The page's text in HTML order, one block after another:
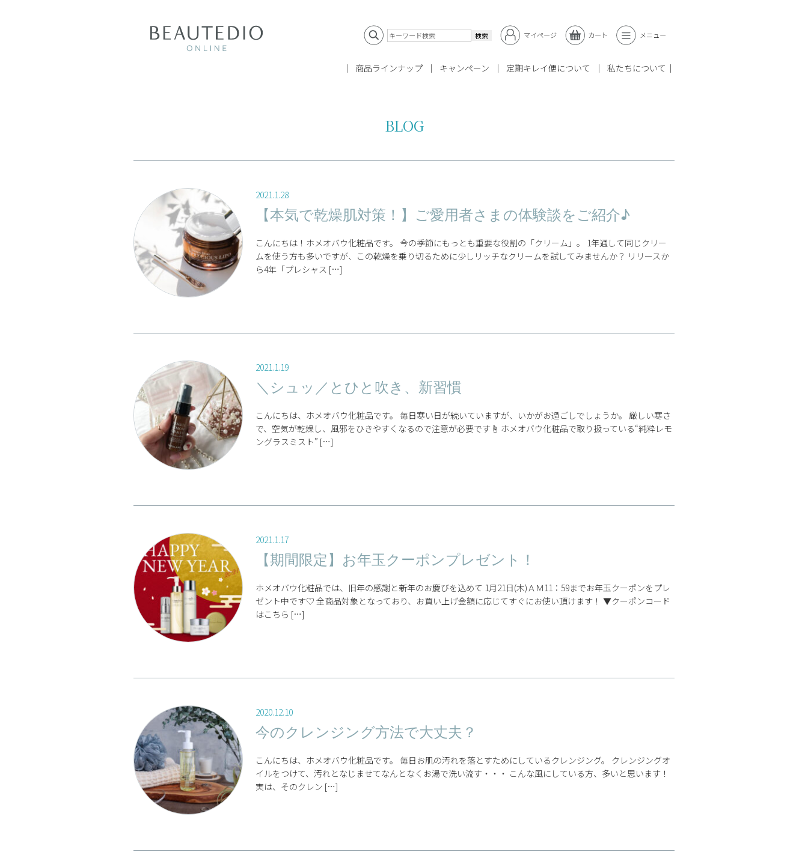
マイページ カート メニュー
商品ラインナップ キャンペーン 定期キレイ便について 私たちについて
BLOG
2021.1.28
【本気で乾燥肌対策！】ご愛用者さまの体験談をご紹介♪
こんにちは！ホメオバウ化粧品です。 今の季節にもっとも重要な役割の「クリーム」。 1年通して同じクリー
ムを使う方も多いですが、この乾燥を乗り切るために少しリッチなクリームを試してみませんか？ リリースか
ら4年「プレシャス […]
2021.1.19
＼シュッ／とひと吹き、新習慣
こんにちは、ホメオバウ化粧品です。 毎日寒い日が続いていますが、いかがお過ごしでしょうか。 厳しい寒さ
で、空気が乾燥し、風邪をひきやすくなるので注意が必要です☝ ホメオバウ化粧品で取り扱っている“純粋レモ
ングラスミスト” […]
2021.1.17
【期間限定】お年玉クーポンプレゼント！
ホメオバウ化粧品では、旧年の感謝と新年のお慶びを込めて 1月21日(木)ＡＭ11：59までお年玉クーポンをプレ
ゼント中です♡ 全商品対象となっており、お買い上げ金額に応じてすぐにお使い頂けます！ ▼クーポンコード
はこちら […]
2020.12.10
今のクレンジング方法で大丈夫？
こんにちは、ホメオバウ化粧品です。 毎日お肌の汚れを落とすためにしているクレンジング。 クレンジングオ
イルをつけて、汚れとなじませてなんとなくお湯で洗い流す・・・ こんな風にしている方、多いと思います！
実は、そのクレン […]